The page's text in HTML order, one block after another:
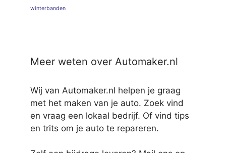
winterbanden
Meer weten over Automaker.nl
Wij van Automaker.nl helpen je graag
met het maken van je auto. Zoek vind
en vraag een lokaal bedrijf. Of vind tips
en trits om je auto te repareren.